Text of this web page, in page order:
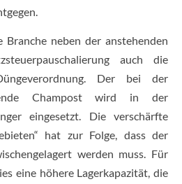
neben der anstehenden
auch die
Der bei der
Champost wird in der
eingesetzt. Die verschärfte
hat zur Folge, dass der
werden muss. Für
eine höhere Lagerkapazität, die